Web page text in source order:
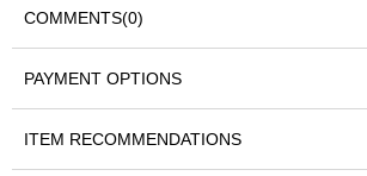
COMMENTS(0)
PAYMENT OPTIONS
ITEM RECOMMENDATIONS